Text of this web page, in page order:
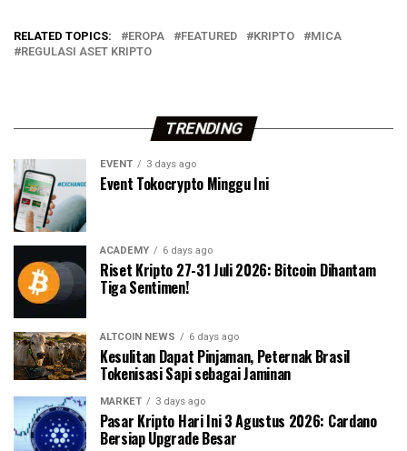
RELATED TOPICS: EROPA FEATURED KRIPTO
MICA
REGULASI ASET KRIPTO
TRENDING
EVENT 3 days ago
Event Tokocrypto Minggu Ini
ACADEMY 6 days ago
Riset Kripto 27-31 Juli 2026: Bitcoin Dihantam
Tiga Sentimen!
ALTCOIN NEWS 6 days ago
Kesulitan Dapat Pinjaman, Peternak Brasil
Tokenisasi Sapi sebagai Jaminan
MARKET 3 days ago
Pasar Kripto Hari Ini 3 Agustus 2026: Cardano
Bersiap Upgrade Besar